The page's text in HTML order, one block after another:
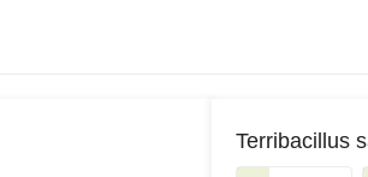
Terribacillus